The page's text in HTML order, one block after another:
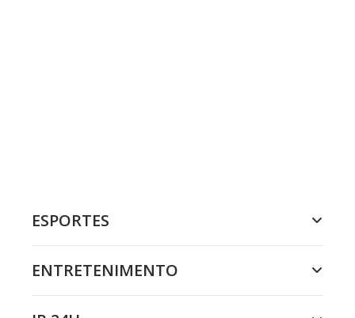
ESPORTES
ENTRETENIMENTO